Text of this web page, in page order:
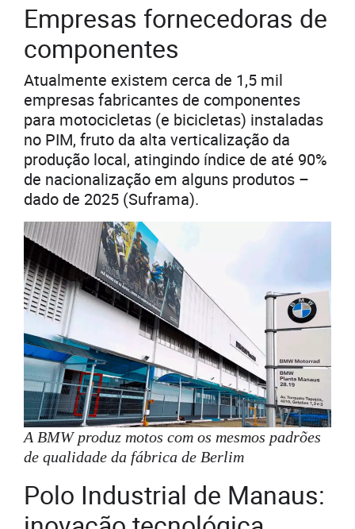
Empresas fornecedoras de
componentes
Atualmente existem cerca de 1,5 mil
empresas fabricantes de componentes
para motocicletas (e bicicletas) instaladas
no PIM, fruto da alta verticalização da
produção local, atingindo índice de até 90%
de nacionalização em alguns produtos –
dado de 2025 (Suframa).
A BMW produz motos com os mesmos padrões
de qualidade da fábrica de Berlim
Polo Industrial de Manaus: